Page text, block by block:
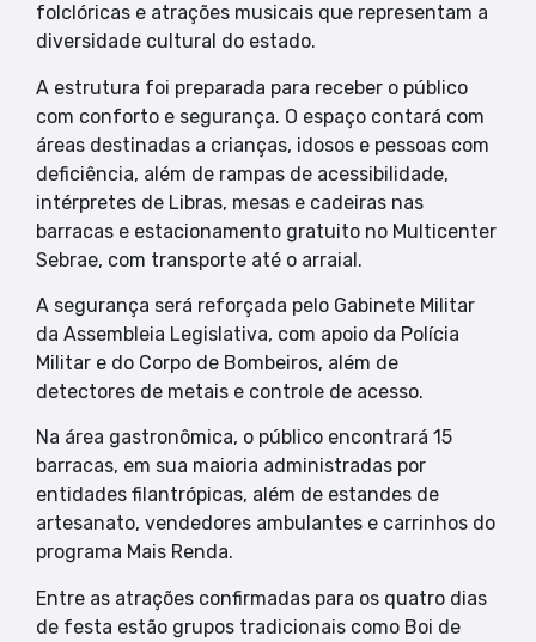
folclóricas e atrações musicais que representam a
diversidade cultural do estado.
A estrutura foi preparada para receber o público
com conforto e segurança. O espaço contará com
áreas destinadas a crianças, idosos e pessoas com
deficiência, além de rampas de acessibilidade,
intérpretes de Libras, mesas e cadeiras nas
barracas e estacionamento gratuito no Multicenter
Sebrae, com transporte até o arraial.
A segurança será reforçada pelo Gabinete Militar
da Assembleia Legislativa, com apoio da Polícia
Militar e do Corpo de Bombeiros, além de
detectores de metais e controle de acesso.
Na área gastronômica, o público encontrará 15
barracas, em sua maioria administradas por
entidades filantrópicas, além de estandes de
artesanato, vendedores ambulantes e carrinhos do
programa Mais Renda.
Entre as atrações confirmadas para os quatro dias
de festa estão grupos tradicionais como Boi de